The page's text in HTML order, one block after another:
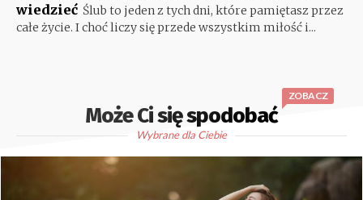
wiedzieć Ślub to jeden z tych dni, które pamiętasz przez
całe życie. I choć liczy się przede wszystkim miłość i...
Może Ci się spodobać
ZOBACZ
Wybrane dla Ciebie